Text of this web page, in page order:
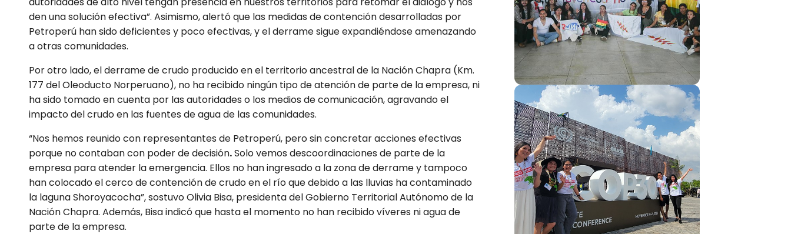
den una solución efectiva”. Asimismo, alertó que las medidas de contención desarrolladas por
Petroperú han sido deficientes y poco efectivas, y el derrame sigue expandiéndose amenazando
a otras comunidades.
Por otro lado, el derrame de crudo producido en el territorio ancestral de la Nación Chapra (Km.
177 del Oleoducto Norperuano), no ha recibido ningún tipo de atención de parte de la empresa, ni
ha sido tomado en cuenta por las autoridades o los medios de comunicación, agravando el
impacto del crudo en las fuentes de agua de las comunidades.
“Nos hemos reunido con representantes de Petroperú, pero sin concretar acciones efectivas
porque no contaban con poder de decisión.Solo vemos descoordinaciones de parte de la
empresa para atender la emergencia. Ellos no han ingresado a la zona de derrame y tampoco
han colocado el cerco de contención de crudo en el río que debido a las lluvias ha contaminado
la laguna Shoroyacocha”, sostuvo Olivia Bisa, presidenta del Gobierno Territorial Autónomo de la
Nación Chapra. Además, Bisa indicó que hasta el momento no han recibido víveres ni agua de
parte de la empresa.
18 de diciembre de 2025
Jóvenes De Perú Llevan Agendas
Y Propuestas Territoriales A La
COP30
Leer más